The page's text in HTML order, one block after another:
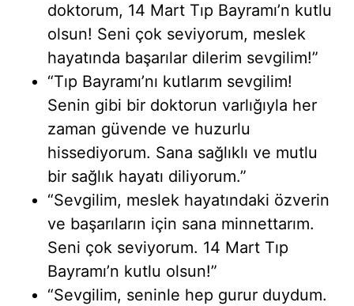
doktorum, 14 Mart Tıp Bayramı’n kutlu
olsun! Seni çok seviyorum, meslek
hayatında başarılar dilerim sevgilim!”
“Tıp Bayramı’nı kutlarım sevgilim!
Senin gibi bir doktorun varlığıyla her
zaman güvende ve huzurlu
hissediyorum. Sana sağlıklı ve mutlu
bir sağlık hayatı diliyorum.”
“Sevgilim, meslek hayatındaki özverin
ve başarıların için sana minnettarım.
Seni çok seviyorum. 14 Mart Tıp
Bayramı’n kutlu olsun!”
“Sevgilim, seninle hep gurur duydum.